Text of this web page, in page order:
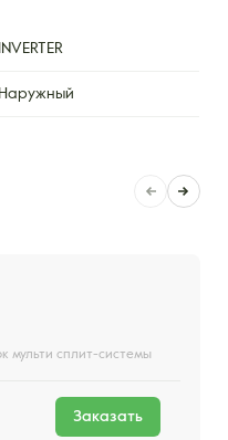
INVERTER
Наружный
мульти сплит-системы
Заказать